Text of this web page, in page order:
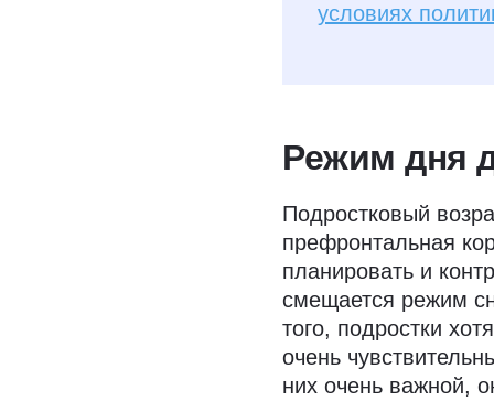
условиях
Режим дня
Подростковый
префронтальная
планировать и
смещается режим
того, подростки
очень
них очень важной,